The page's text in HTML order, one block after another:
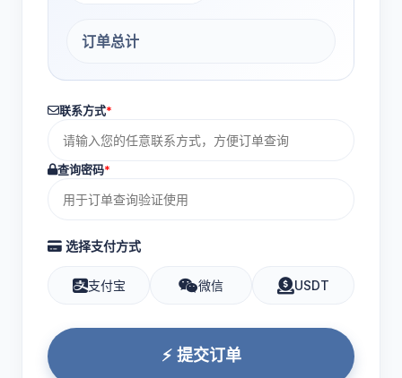
订单总计
联系方式*
查询密码*
选择支付方式
支付宝 微信 USDT
⚡ 提交订单